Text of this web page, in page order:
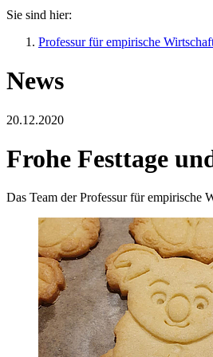
Sie sind hier:
Professur für empirische
News
20.12.2020
Frohe Festtage
Das Team der Professur für empirische